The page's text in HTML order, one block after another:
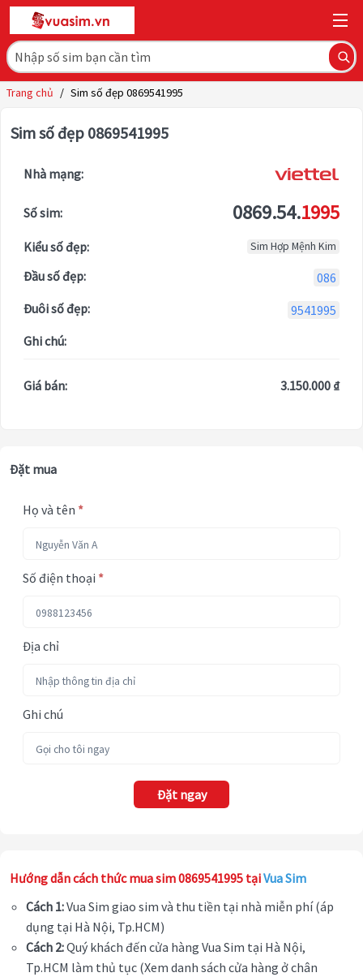
Trang chủ / Sim số đẹp 0869541995
Sim số đẹp 0869541995
Nhà mạng:
Số sim: 0869.54.1995
Kiểu số đẹp: Sim Hợp Mệnh Kim
Đầu số đẹp:
086
Đuôi số đẹp:
9541995
Ghi chú:
Giá bán: 3.150.000 ₫
Đặt mua
Họ và tên *
Số điện thoại *
Địa chỉ
Ghi chú
Đặt ngay
Hướng dẫn cách thức mua sim 0869541995 tạiVua Sim
Cách 1:Vua Sim giao sim và thu tiền tại nhà miễn phí (áp
dụng tại Hà Nội, Tp.HCM)
Cách 2:Quý khách đến cửa hàng Vua Sim tại Hà Nội,
Tp.HCM làm thủ tục (Xem danh sách cửa hàng ở chân